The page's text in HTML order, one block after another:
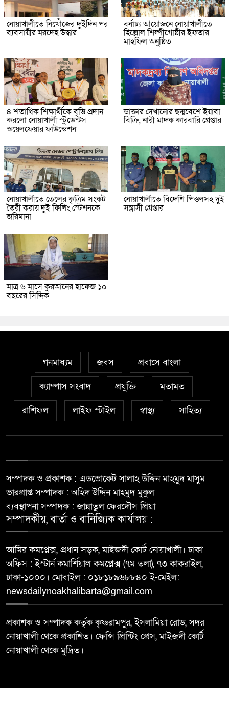
নোয়াখালীতে নিখোঁজের দুইদিন পর
ব্যবসায়ীর মরদেহ উদ্ধার
বর্নাঢ্য আয়োজনে নোয়াখালীতে
হিল্লোল শিল্পীগোষ্ঠীর ইফতার
মাহফিল অনুষ্ঠিত
৪ শতাধিক শিক্ষার্থীকে বৃত্তি প্রদান
করলো নোয়াখালী স্টুডেন্টস
ওয়েলফেয়ার ফাউন্ডেশন
ডাক্তার দেখানোর ছদ্মবেশে ইয়াবা
বিক্রি, নারী মাদক কারবারি গ্রেপ্তার
নোয়াখালীতে তেলের কৃত্রিম সংকট
তৈরী করায় দুই ফিলিং স্টেশনকে
জরিমানা
নোয়াখালীতে বিদেশি পিস্তলসহ দুই
সন্ত্রাসী গ্রেপ্তার
মাত্র ৬ মাসে কুরআনের হাফেজ ১০
বছরের সিদ্দিক
গনমাধ্যম জবস প্রবাসে বাংলা
ক্যাম্পাস সংবাদ প্রযুক্তি মতামত
রাশিফল লাইফ স্টাইল স্বাস্থ্য সাহিত্য
সম্পাদক ও প্রকাশক : এডভোকেট সালাহ উদ্দিন মাহমুদ মাসুম
ভারপ্রাপ্ত সম্পাদক : অহিদ উদ্দিন মাহমুদ মুকুল
ব্যবস্থাপনা সম্পাদক : জান্নাতুল ফেরদৌস প্রিয়া
সম্পাদকীয়, বার্তা ও বানিজ্যিক কার্যালয় :
আমির কমপ্লেক্স, প্রধান সড়ক, মাইজদী কোর্ট নোয়াখালী। ঢাকা
অফিস : ইস্টার্ন কমার্শিয়াল কমপ্লেক্স (৭ম তলা), ৭৩ কাকরাইল,
ঢাকা-১০০০। মোবাইল : ০১৮১৮৯৬৮৮৪০ ই-মেইল:
newsdailynoakhalibarta@gmail.com
প্রকাশক ও সম্পাদক কর্তৃক কৃষ্ণরামপুর, ইসলামিয়া রোড, সদর
নোয়াখালী থেকে প্রকাশিত। ফেন্সি প্রিন্টিং প্রেস, মাইজদী কোর্ট
নোয়াখালী থেকে মুদ্রিত।